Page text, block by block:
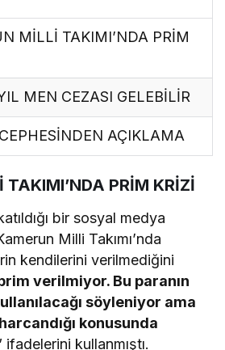
MİLLİ TAKIMI’NDA PRİM
MEN CEZASI GELEBİLİR
AÇIKLAMA
TAKIMI’NDA PRİM KRİZİ
bir sosyal medya
Milli Takımı’nda
kendilerini verilmediğini
verilmiyor. Bu paranın
söyleniyor ama
konusunda
ifadelerini kullanmıştı.